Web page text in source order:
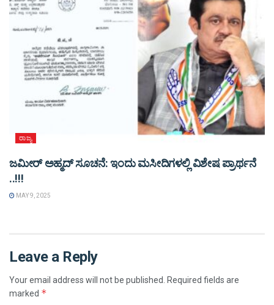
ರಾಜ್ಯ
ಜಮೀರ್ ಅಹ್ಮದ್ ಸೂಚನೆ: ಇಂದು ಮಸೀದಿಗಳಲ್ಲಿ ವಿಶೇಷ ಪ್ರಾರ್ಥನೆ
..!!!
MAY 9, 2025
Leave a Reply
Your email address will not be published. Required fields are
marked *